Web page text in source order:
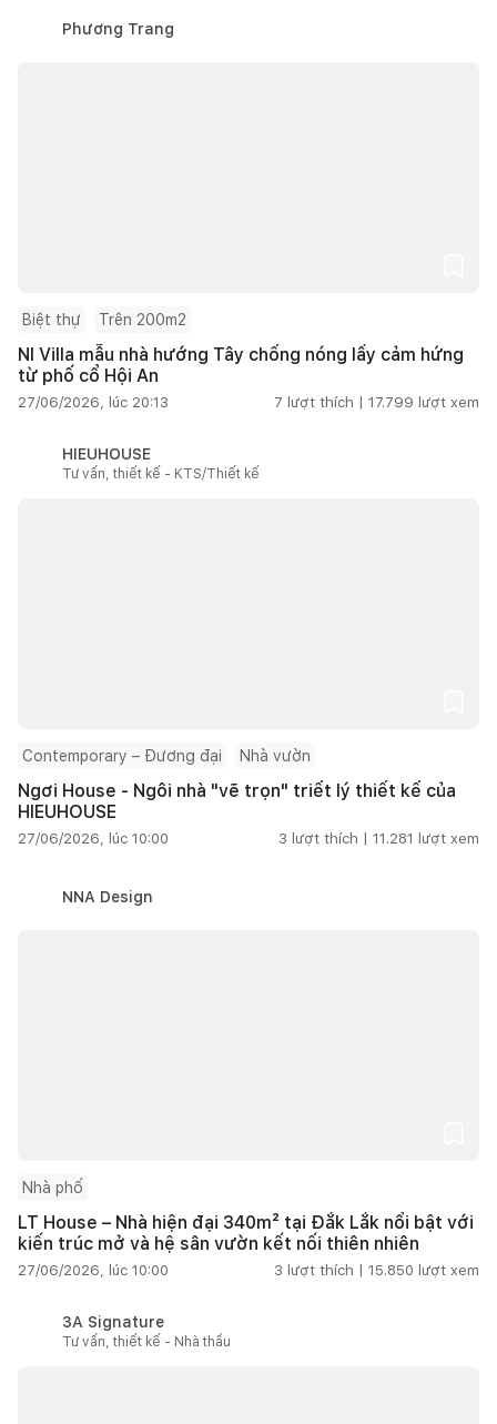
Phương Trang
Biệt thự Trên 200m2
NI Villa mẫu nhà hướng Tây chống nóng lấy cảm hứng
từ phố cổ Hội An
27/06/2026, lúc 20:13 7 lượt thích | 17.799 lượt xem
HIEUHOUSE
Tư vấn, thiết kế - KTS/Thiết kế
Contemporary – Đương đại Nhà vườn
Ngơi House - Ngôi nhà "vẽ trọn" triết lý thiết kế của
HIEUHOUSE
27/06/2026, lúc 10:00 3 lượt thích | 11.281 lượt xem
NNA Design
Nhà phố
LT House – Nhà hiện đại 340m² tại Đắk Lắk nổi bật với
kiến trúc mở và hệ sân vườn kết nối thiên nhiên
27/06/2026, lúc 10:00 3 lượt thích | 15.850 lượt xem
3A Signature
Tư vấn, thiết kế - Nhà thầu